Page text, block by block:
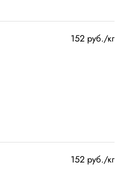
152 руб./кг
152 руб./кг